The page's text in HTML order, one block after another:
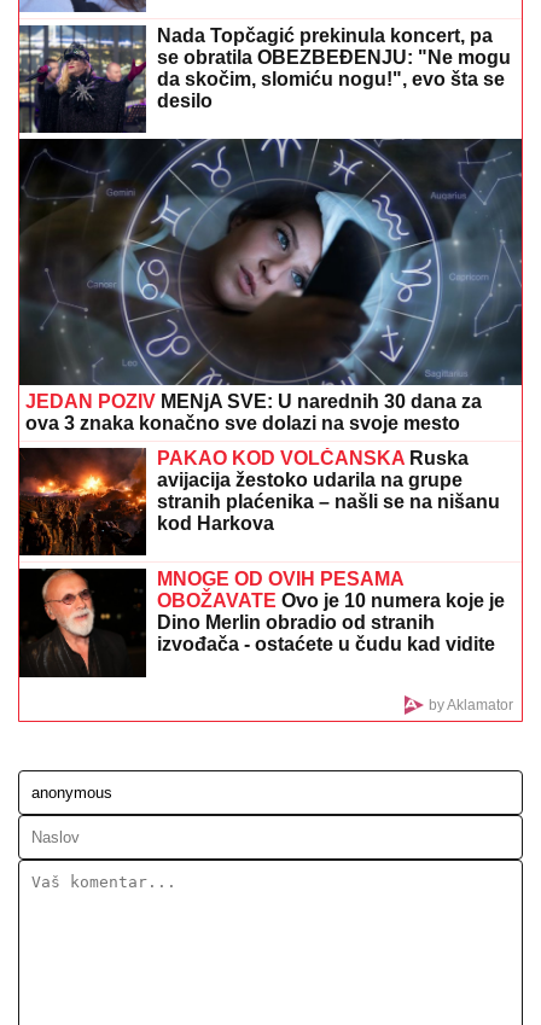
Voditeljka RTS-a (52) ODUŠEVILA fotkama sa JAHTE
- Zategnuto telo, bikini i PREPLANULI TEN izazvali
lavinu komentara! (FOTO)
OVO JE TRAGIČNA PRIČA KOJA SE
KRIJE IZA PESME "IVANOVA
KORITA"Merima Njegomir tražila
IZMENU teksta: "Ti stihovi su
naknadno dopisani"
TEŽAK UDES NA BRZOJ
SAOBRAĆAJNICI ŠABAC-LOZNICA:
Dve osobe poginule, uviđaj u toku
VODITELJKA RTS-A UŽIVA NA JAHTIZategnuta kao
praćka u 52. godini: Otkopčala košulju i pokazala
OGLASILA SE TANJA SAVIĆ NAKON
KONCERT"Meni to mnogo znači", čim
KONTROLI morala da reaguje
snimak sa mora: Ponosni tata gura